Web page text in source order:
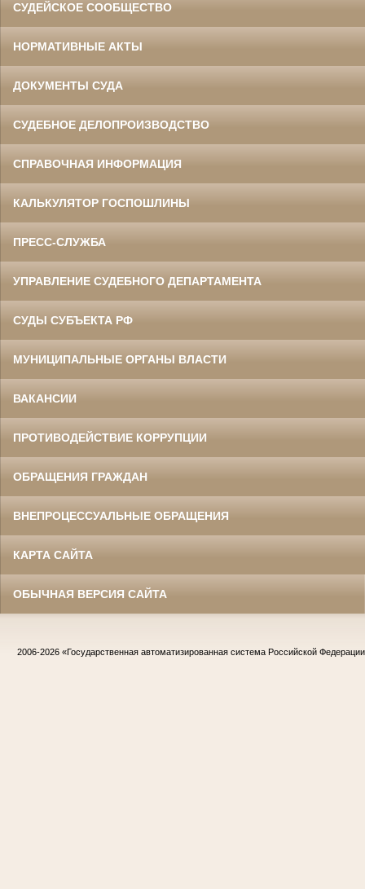
СУДЕЙСКОЕ СООБЩЕСТВО
НОРМАТИВНЫЕ АКТЫ
ДОКУМЕНТЫ СУДА
СУДЕБНОЕ ДЕЛОПРОИЗВОДСТВО
СПРАВОЧНАЯ ИНФОРМАЦИЯ
КАЛЬКУЛЯТОР ГОСПОШЛИНЫ
ПРЕСС-СЛУЖБА
УПРАВЛЕНИЕ СУДЕБНОГО ДЕПАРТАМЕНТА
СУДЫ СУБЪЕКТА РФ
МУНИЦИПАЛЬНЫЕ ОРГАНЫ ВЛАСТИ
ВАКАНСИИ
ПРОТИВОДЕЙСТВИЕ КОРРУПЦИИ
ОБРАЩЕНИЯ ГРАЖДАН
ВНЕПРОЦЕССУАЛЬНЫЕ ОБРАЩЕНИЯ
КАРТА САЙТА
ОБЫЧНАЯ ВЕРСИЯ САЙТА
2006-2026 «Государственная автоматизированная система Российской